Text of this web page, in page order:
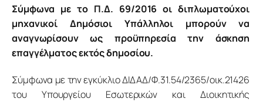
Σύμφωνα με το Π.Δ. 69/2016 οι διπλωματούχοι
μηχανικοί Δημόσιοι Υπάλληλοι μπορούν να
αναγνωρίσουν ως προϋπηρεσία την άσκηση
επαγγέλματος εκτός δημοσίου.
Σύμφωνα με την εγκύκλιο ΔΙΔΑΔ/Φ.31.54/2365/οικ.21426
του Υπουργείου Εσωτερικών και Διοικητικής